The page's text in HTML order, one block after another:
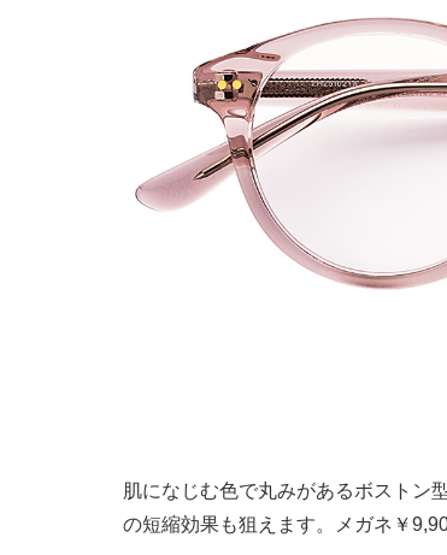
肌になじむ色で丸みがあるボストン
の短縮効果も狙えます。メガネ￥